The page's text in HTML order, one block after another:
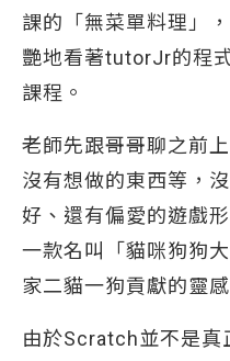
課的「無菜單料理」
艷地看著tutorJr的程
課程。
老師先跟哥哥聊之前
沒有想做的東西等，
好、還有偏愛的遊戲
一款名叫「貓咪狗狗
家二貓一狗貢獻的靈感
由於Scratch並不是